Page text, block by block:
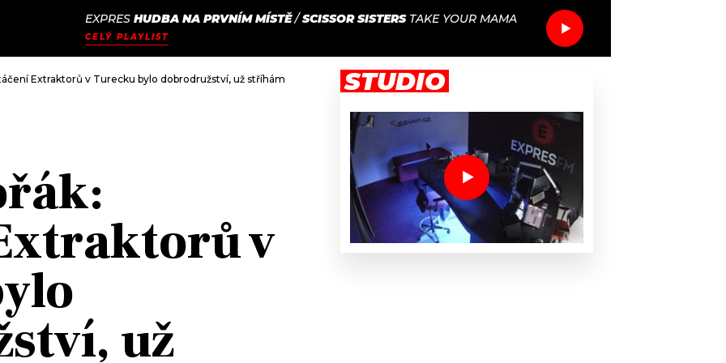
JAK
NALADIT
EXPRES HUDBA NA PRVNÍM MÍSTĚ/SCISSOR SISTERS TAKE YOUR MAMA
CELÝ PLAYLIST
Extraktorů v Turecku bylo dobrodružství, už stříhám druhou řadu
v
už
STUDIO